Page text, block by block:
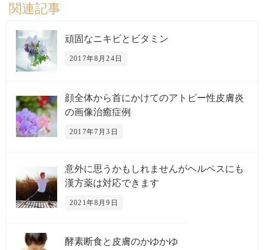
関連記事
頑固なニキビとビタミン
2017年8月24日
顔全体から首にかけてのアトピー性皮膚炎
の画像治癒症例
2017年7月3日
意外に思うかもしれませんがヘルペスにも
漢方薬は対応できます
2021年8月9日
酵素断食と皮膚のかゆかゆ